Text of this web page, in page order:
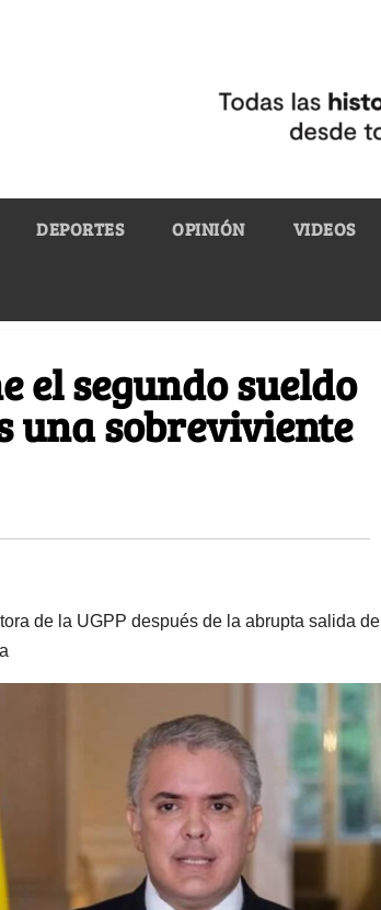
DEPORTES OPINIÓN VIDEOS
el segundo sueldo
una sobreviviente
de la UGPP después de la abrupta salida de